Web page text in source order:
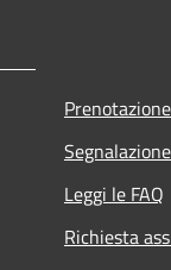
Leggi le FAQ
Richiesta